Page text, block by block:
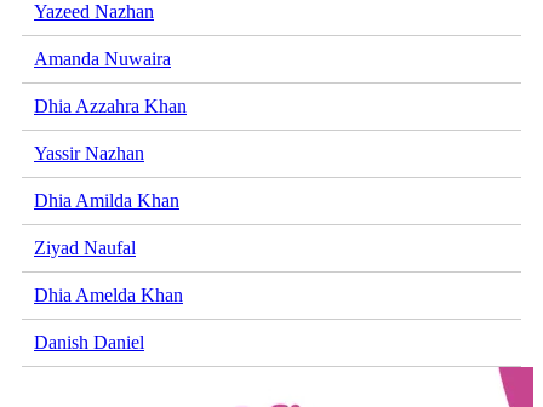
Yazeed Nazhan
Amanda Nuwaira
Dhia Azzahra Khan
Yassir Nazhan
Dhia Amilda Khan
Ziyad Naufal
Dhia Amelda Khan
Danish Daniel